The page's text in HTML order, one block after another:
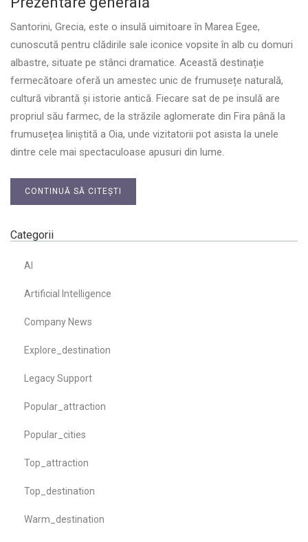
Santorini, Grecia, este o insulă uimitoare în Marea Egee,
cunoscută pentru clădirile sale iconice vopsite în alb cu domuri
albastre, situate pe stânci dramatice. Această destinație
fermecătoare oferă un amestec unic de frumusețe naturală,
cultură vibrantă și istorie antică. Fiecare sat de pe insulă are
propriul său farmec, de la străzile aglomerate din Fira până la
frumusețea liniștită a Oia, unde vizitatorii pot asista la unele
dintre cele mai spectaculoase apusuri din lume.
CONTINUĂ SĂ CITEȘTI
Categorii
AI
Artificial Intelligence
Company News
Explore_destination
Legacy Support
Popular_attraction
Popular_cities
Top_attraction
Top_destination
Warm_destination